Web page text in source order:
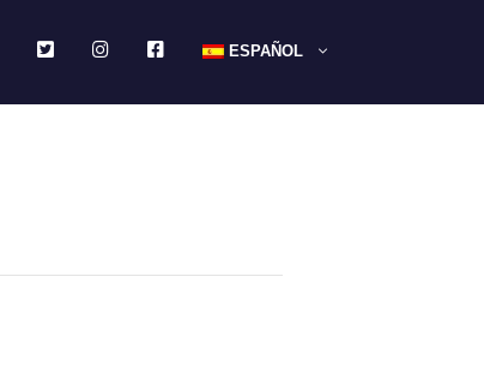
TWITTERINSTAGRAMFACEBOOKESPAÑOL